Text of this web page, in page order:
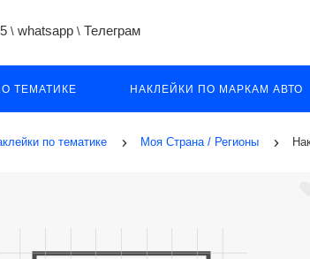
\whatsapp \ Телеграм
ТЕМАТИКЕ НАКЛЕЙКИ ПО МАРКАМ АВТО
по тематике Моя Страна / Регионы